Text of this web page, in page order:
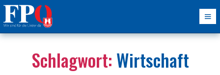
Schlagwort: Wirtschaft